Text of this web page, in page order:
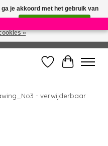
×
vanaf € 49 - Levertijd: 2-5
Verlanglijst
- verwijderbaar
je akkoord met het gebruik van
»